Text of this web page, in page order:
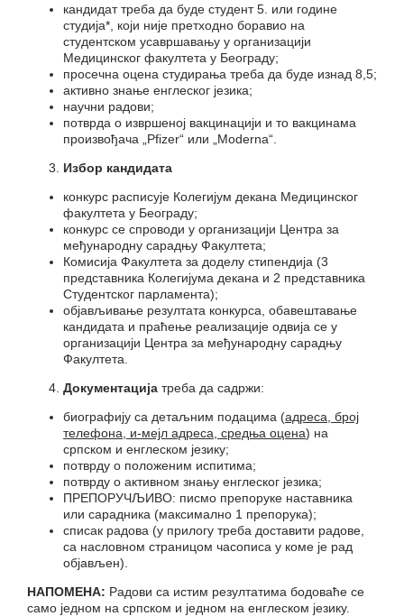
кандидат треба да буде студент 5. или године
студија*, који није претходно боравио на
студентском усавршавању у организацији
Медицинског факултета у Београду;
просечна оцена студирања треба да буде изнад 8,5;
активно знање енглеског језика;
научни радови;
потврда о извршеној вакцинацији и то вакцинама
произвођача „Pfizer“ или „Moderna“.
Избор кандидата
конкурс расписује Колегијум декана Медицинског
факултета у Београду;
конкурс се спроводи у организацији Центра за
међународну сарадњу Факултета;
Комисија Факултета за доделу стипендија (3
представника Колегијума декана и 2 представникa
Студентског парламента);
објављивање резултата конкурса, обавештавање
кандидата и праћење реализације одвија се у
организацији Центра за међународну сарадњу
Факултета.
Документација треба да садржи:
биографију са детаљним подацима (адреса, број
телефона, и-мејл адреса, средња оцена) на
српском и енглеском језику;
потврду о положеним испитима;
потврду о активном знању енглеског језика;
ПРЕПОРУЧЉИВО: писмо препоруке наставника
или сарадника (максимално 1 препорука);
списак радова (у прилогу треба доставити радове,
са насловном страницом часописа у коме је рад
објављен).
НАПОМЕНА: Радови са истим резултатима бодоваће се
само једном на српском и једном на енглеском језику.